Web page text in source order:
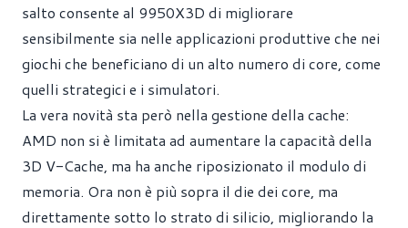
salto consente al 9950X3D di migliorare
sensibilmente sia nelle applicazioni produttive che nei
giochi che beneficiano di un alto numero di core, come
quelli strategici e i simulatori.
La vera novità sta però nella gestione della cache:
AMD non si è limitata ad aumentare la capacità della
3D V-Cache, ma ha anche riposizionato il modulo di
memoria. Ora non è più sopra il die dei core, ma
direttamente sotto lo strato di silicio, migliorando la